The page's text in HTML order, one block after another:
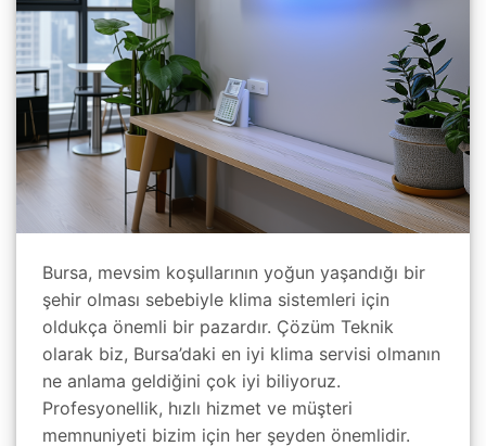
Bursa, mevsim koşullarının yoğun yaşandığı bir
şehir olması sebebiyle klima sistemleri için
oldukça önemli bir pazardır. Çözüm Teknik
olarak biz, Bursa’daki en iyi klima servisi olmanın
ne anlama geldiğini çok iyi biliyoruz.
Profesyonellik, hızlı hizmet ve müşteri
memnuniyeti bizim için her şeyden önemlidir.